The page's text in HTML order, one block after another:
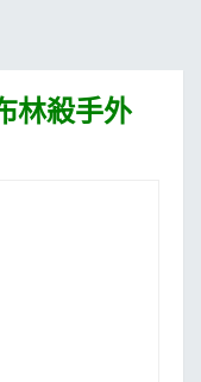
林殺手外